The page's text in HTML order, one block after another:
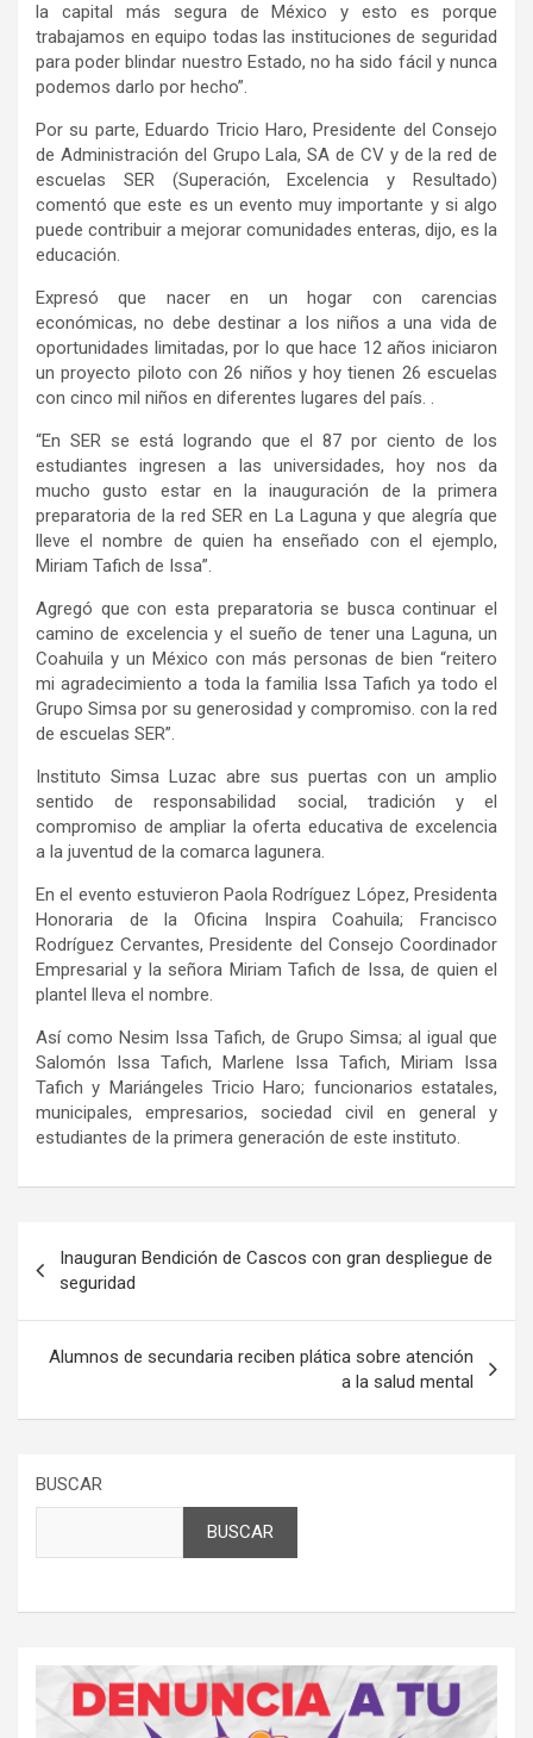
la capital más segura de México y esto es porque
trabajamos en equipo todas las instituciones de seguridad
para poder blindar nuestro Estado, no ha sido fácil y nunca
podemos darlo por hecho”.
Por su parte, Eduardo Tricio Haro, Presidente del Consejo
de Administración del Grupo Lala, SA de CV y de la red de
escuelas SER (Superación, Excelencia y Resultado)
comentó que este es un evento muy importante y si algo
puede contribuir a mejorar comunidades enteras, dijo, es la
educación.
Expresó que nacer en un hogar con carencias
económicas, no debe destinar a los niños a una vida de
oportunidades limitadas, por lo que hace 12 años iniciaron
un proyecto piloto con 26 niños y hoy tienen 26 escuelas
con cinco mil niños en diferentes lugares del país. .
“En SER se está logrando que el 87 por ciento de los
estudiantes ingresen a las universidades, hoy nos da
mucho gusto estar en la inauguración de la primera
preparatoria de la red SER en La Laguna y que alegría que
lleve el nombre de quien ha enseñado con el ejemplo,
Miriam Tafich de Issa”.
Agregó que con esta preparatoria se busca continuar el
camino de excelencia y el sueño de tener una Laguna, un
Coahuila y un México con más personas de bien “reitero
mi agradecimiento a toda la familia Issa Tafich ya todo el
Grupo Simsa por su generosidad y compromiso. con la red
de escuelas SER”.
Instituto Simsa Luzac abre sus puertas con un amplio
sentido de responsabilidad social, tradición y el
compromiso de ampliar la oferta educativa de excelencia
a la juventud de la comarca lagunera.
En el evento estuvieron Paola Rodríguez López, Presidenta
Honoraria de la Oficina Inspira Coahuila; Francisco
Rodríguez Cervantes, Presidente del Consejo Coordinador
Empresarial y la señora Miriam Tafich de Issa, de quien el
plantel lleva el nombre.
Así como Nesim Issa Tafich, de Grupo Simsa; al igual que
Salomón Issa Tafich, Marlene Issa Tafich, Miriam Issa
Tafich y Mariángeles Tricio Haro; funcionarios estatales,
municipales, empresarios, sociedad civil en general y
estudiantes de la primera generación de este instituto.
de
entradas
Inauguran Bendición de Cascos con gran despliegue de
seguridad
Alumnos de secundaria reciben plática sobre atención
a la salud mental
BUSCAR
BUSCAR